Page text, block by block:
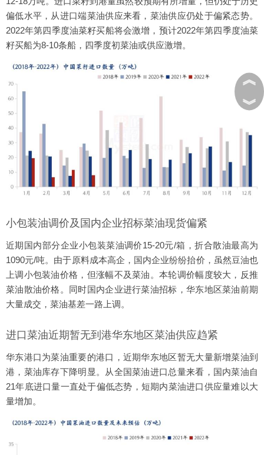
偏低水平，从进口端菜油供应来看，菜油供应仍处于偏紧态势。
2022年第四季度油菜籽买船将会激增，预计2022年第四季度油菜
籽买船为8-10条船，四季度初菜油或供应激增。
小包装油调价及国内企业招标菜油现货偏紧
近期国内部分企业小包装菜油调价15-20元/箱，折合散油最高为
1090元/吨。由于原料成本高企，国内企业纷纷抬价，虽然豆油也
上调小包装油价格，但涨幅不及菜油。本轮调价幅度较大，反推
菜油散油价格。同时国内企业进行菜油招标，华东地区菜油前期
大量成交，菜油基差一路上调。
进口菜油近期暂无到港华东地区菜油供应趋紧
华东港口为菜油重要的港口，近期华东地区暂无大量新增菜油到
港，菜油库存下降明显。从全国菜油进口总量来看，国内菜油自
21年底进口量一直处于偏低态势，短期内菜油进口供应量难以大
量增加。
︽
︾